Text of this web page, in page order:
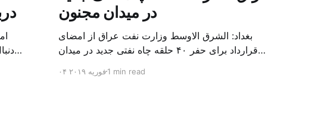
در میدان مجنون
بغداد: الشرق الاوسط وزارت نفت عراق از امضای
قرارداد برای حفر ۴۰ حلقه چاه نفتی جدید در میدان
محمد خضیر مدعامل شرکت حفاری عراق روز یکشنبه
۰۴ فوریه ۲۰۱۹1 min read